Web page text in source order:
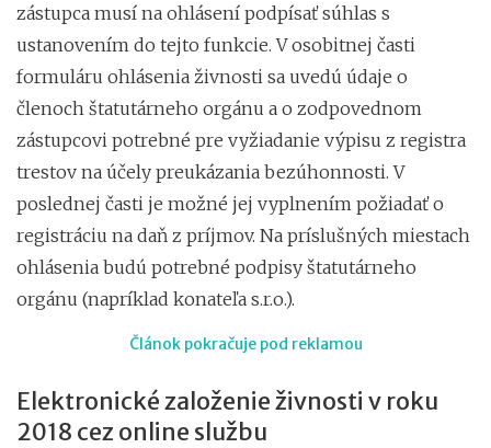
zástupca musí na ohlásení podpísať súhlas s
ustanovením do tejto funkcie. V osobitnej časti
formuláru ohlásenia živnosti sa uvedú údaje o
členoch štatutárneho orgánu a o zodpovednom
zástupcovi potrebné pre vyžiadanie výpisu z registra
trestov na účely preukázania bezúhonnosti. V
poslednej časti je možné jej vyplnením požiadať o
registráciu na daň z príjmov. Na príslušných miestach
ohlásenia budú potrebné podpisy štatutárneho
orgánu (napríklad konateľa s.r.o.).
Článok pokračuje pod reklamou
Elektronické založenie živnosti v roku
2018 cez online službu